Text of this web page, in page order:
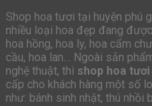
Shop hoa tươi tại huyện phú
nhiều loại hoa đẹp đang
hoa hồng, hoa ly, hoa cẩm
cầu, hoa lan… Ngoài sản
nghệ thuật, thì shop hoa
cấp cho khách hàng một số
như: bánh sinh nhật, thú